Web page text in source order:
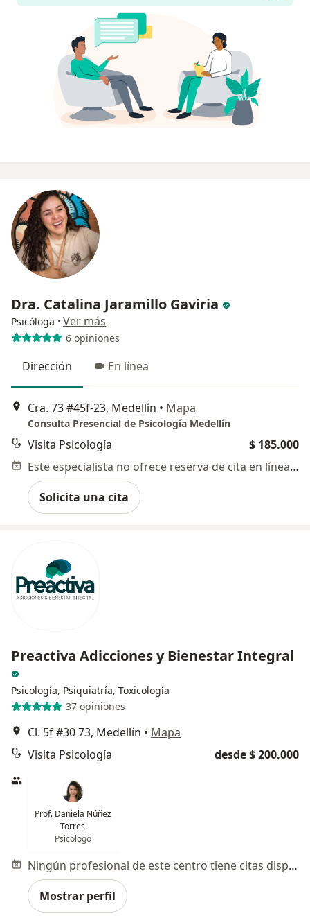
Dra. Catalina Jaramillo Gaviria
Psicóloga · Ver más
6 opiniones
Dirección En línea
Cra. 73 #45f-23, Medellín • Mapa
Consulta Presencial de Psicología Medellín
Visita Psicología
$ 185.000
Este especialista no ofrece reserva de cita en línea en esta dirección.
Solicita una cita
Preactiva Adicciones y Bienestar Integral
Psicología, Psiquiatría, Toxicología
37 opiniones
Cl. 5f #30 73, Medellín • Mapa
Visita Psicología
desde $ 200.000
Prof. Daniela Núñez
Torres
Psicólogo
Ningún profesional de este centro tiene citas disponibles
Mostrar perfil